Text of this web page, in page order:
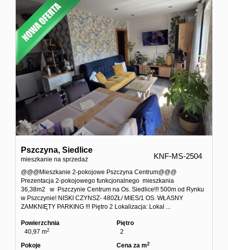
Pszczyna, Siedlice
mieszkanie na sprzedaż KNF-MS-2504
@@@Mieszkanie 2-pokojowe Pszczyna Centrum@@@
Prezentacja 2-pokojowego funkcjonalnego mieszkania
36,38m2 w Pszczynie Centrum na Os. Siedlice!!! 500m od Rynku
w Pszczynie! NISKI CZYNSZ- 480ZŁ/ MIES/1 OS. WŁASNY
ZAMKNIĘTY PARKING !!! Piętro 2 Lokalizacja: Lokal ...
Powierzchnia
40,97 m2
Piętro
2
Pokoje
Cena za m2